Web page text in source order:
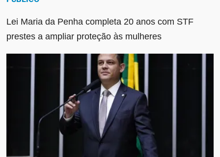
Lei Maria da Penha completa 20 anos com STF
prestes a ampliar proteção às mulheres